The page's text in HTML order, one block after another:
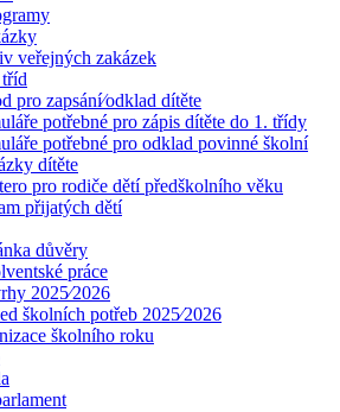
veřejných zakázek
pro zapsání⁄odklad dítěte
potřebné pro zápis dítěte do 1. třídy
potřebné pro odklad povinné školní
dítěte
pro rodiče dětí předškolního věku
přijatých dětí
důvěry
práce
2025⁄2026
školních potřeb 2025⁄2026
školního roku